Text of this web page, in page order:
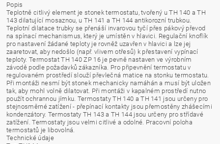
Popis
Teplotně citlivý element je stonek termostatu, tvořený u TH 140 a TH
143 dilatující mosaznou, u TH 141 a TH 144 antikorozní trubkou.
Teplotní dilatace trubky se přenáší invarovou tyčí přes pákový převod
na spí­nací mechanismus, který je umístěn v hlavici. Regulační knoflík
pro nastavení žádané teplo­ty je rovněž uzavřen v hlavici a lze jej
zaaretovat, aby nedošlo (např. vlivem otřesů) k pře­stavení vypínací
teploty. Termostat TH 140 ZP 16 je pevně nastaven ve výrobním
závodě podle požadavků zákazníka. Pro připevnění termostatu v
regulovaném prostředí slouží převlečná matice na stonku termostatu.
Při montáži nesmí být stonek mechanicky namáhán a musí být uložen
tak, aby mohl volně dilatovat. Při montáži v kapalném prostředí nutno
použít ochran­nou jímku. Termostaty TH 140 a TH 141 jsou určeny pro
stejnosměrné zatížení - přepínací kontakty jsou přemostěny zhášecími
kondenzátory. Termostaty TH 143 a TH 144 jsou určeny pro střídavé
zatížení. Termostaty jsou velmi citlivé a odolné. Pracovní polo­ha
termostatů je libovolná.
Technické údaje